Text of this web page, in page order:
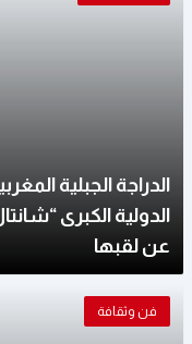
الدراجة الجبلية
الدولية الكبرى
عن لقبها
فن وثقافة